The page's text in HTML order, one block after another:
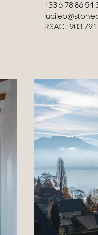
+33 6 78 86 54
RSAC : 903